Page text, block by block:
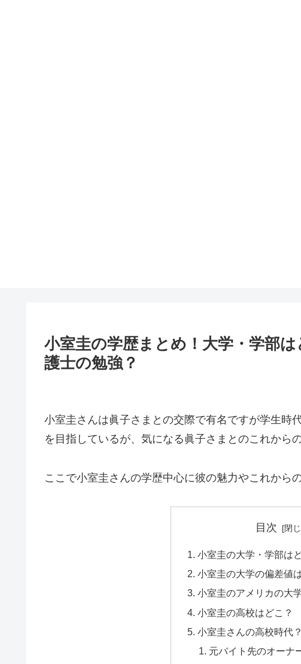
小室圭の学歴まとめ！大学・学部
護士の勉強？
小室圭さんは眞子さまとの交際で有名ですが学生時
を目指しているが、気になる眞子さまとのこれから
ここで小室圭さんの学歴中心に彼の魅力やこれから
目次
小室圭の大学・学部は
小室圭の大学の偏差値
小室圭のアメリカの大
小室圭の高校はどこ？
小室圭さんの高校時代？
元バイト先のオーナ